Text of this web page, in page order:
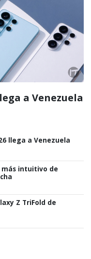
a Venezuela
llega a Venezuela
más intuitivo de
Z TriFold de